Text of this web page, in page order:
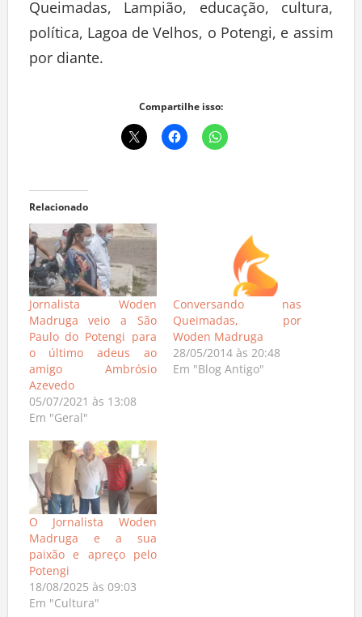
Queimadas, Lampião, educação, cultura,
política, Lagoa de Velhos, o Potengi, e assim
por diante.
Compartilhe isso:
Relacionado
Jornalista Woden
Madruga veio a São
Paulo do Potengi para
o último adeus ao
amigo Ambrósio
Azevedo
05/07/2021 às 13:08
Em "Geral"
Conversando nas
Queimadas, por
Woden Madruga
28/05/2014 às 20:48
Em "Blog Antigo"
O Jornalista Woden
Madruga e a sua
paixão e apreço pelo
Potengi
18/08/2025 às 09:03
Em "Cultura"